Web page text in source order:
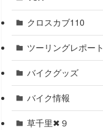
クロスカブ110
ツーリングレポート
バイクグッズ
バイク情報
草千里✖９